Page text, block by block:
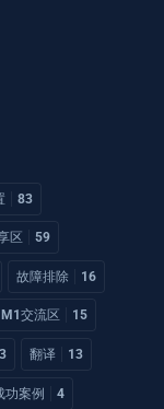
83
区 59
故障排除 16
M1交流区 15
翻译 13
功案例 4